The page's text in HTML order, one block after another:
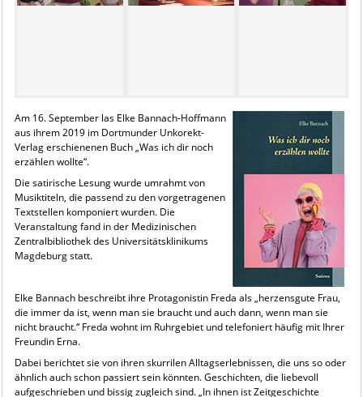
Am 16. September las Elke Bannach-Hoffmann
aus ihrem 2019 im Dortmunder Unkorekt-
Verlag erschienenen Buch „Was ich dir noch
erzählen wollte“.
Die satirische Lesung wurde umrahmt von
Musiktiteln, die passend zu den vorgetragenen
Textstellen komponiert wurden. Die
Veranstaltung fand in der Medizinischen
Zentralbibliothek des Universitätsklinikums
Magdeburg statt.
Elke Bannach beschreibt ihre Protagonistin Freda als „herzensgute Frau,
die immer da ist, wenn man sie braucht und auch dann, wenn man sie
nicht braucht.“ Freda wohnt im Ruhrgebiet und telefoniert häufig mit Ihrer
Freundin Erna.
Dabei berichtet sie von ihren skurrilen Alltagserlebnissen, die uns so oder
ähnlich auch schon passiert sein könnten. Geschichten, die liebevoll
aufgeschrieben und bissig zugleich sind. „In ihnen ist Zeitgeschichte